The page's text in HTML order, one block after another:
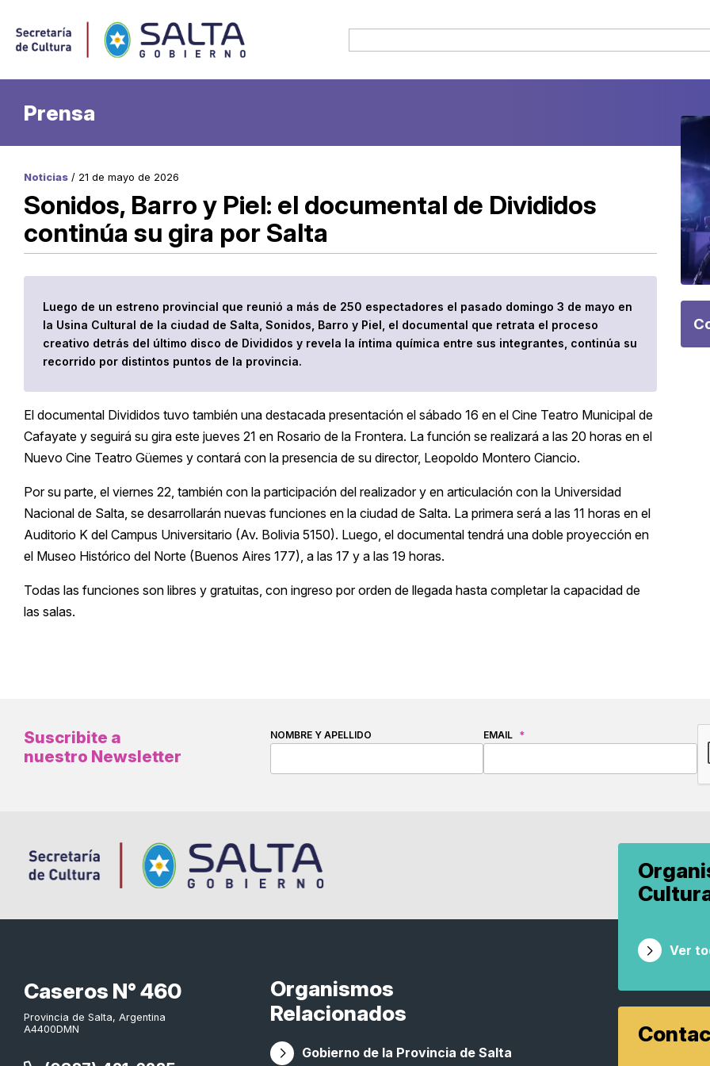
Prensa
Noticias / 21 de mayo de 2026
Sonidos, Barro y Piel: el documental de Divididos
continúa su gira por Salta
Luego de un estreno provincial que reunió a más de 250 espectadores el pasado domingo 3 de mayo en
la Usina Cultural de la ciudad de Salta, Sonidos, Barro y Piel, el documental que retrata el proceso
creativo detrás del último disco de Divididos y revela la íntima química entre sus integrantes, continúa su
recorrido por distintos puntos de la provincia.
El documental Divididos tuvo también una destacada presentación el sábado 16 en el Cine Teatro Municipal de
Cafayate y seguirá su gira este jueves 21 en Rosario de la Frontera. La función se realizará a las 20 horas en el
Nuevo Cine Teatro Güemes y contará con la presencia de su director, Leopoldo Montero Ciancio.
Por su parte, el viernes 22, también con la participación del realizador y en articulación con la Universidad
Nacional de Salta, se desarrollarán nuevas funciones en la ciudad de Salta. La primera será a las 11 horas en el
Auditorio K del Campus Universitario (Av. Bolivia 5150). Luego, el documental tendrá una doble proyección en
el Museo Histórico del Norte (Buenos Aires 177), a las 17 y a las 19 horas.
Todas las funciones son libres y gratuitas, con ingreso por orden de llegada hasta completar la capacidad de
las salas.
Suscribite a
nuestro Newsletter
NOMBRE Y APELLIDO EMAIL *
Caseros N° 460
Provincia de Salta, Argentina
A4400DMN
Organismos
Relacionados
Gobierno de la Provincia de Salta
Ver